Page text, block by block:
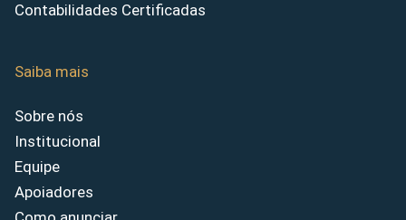
Contabilidades Certificadas
Saiba mais
Sobre nós
Institucional
Equipe
Apoiadores